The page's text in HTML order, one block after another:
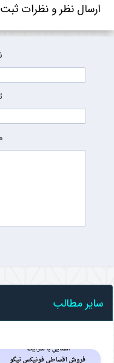
ارسال نظر و نظرات
سایر مطالب